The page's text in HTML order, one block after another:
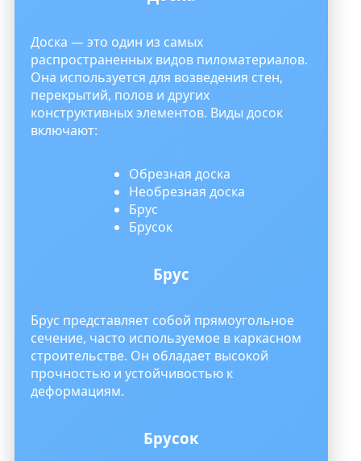
Доска — это один из самых
распространенных видов пиломатериалов.
Она используется для возведения стен,
перекрытий, полов и других
конструктивных элементов. Виды досок
включают:
Обрезная доска
Необрезная доска
Брус
Брусок
Брус
Брус представляет собой прямоугольное
сечение, часто используемое в каркасном
строительстве. Он обладает высокой
прочностью и устойчивостью к
деформациям.
Брусок